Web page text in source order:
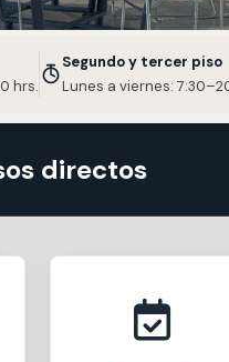
hrs.
Segundo y tercer piso
Lunes a viernes:
directos